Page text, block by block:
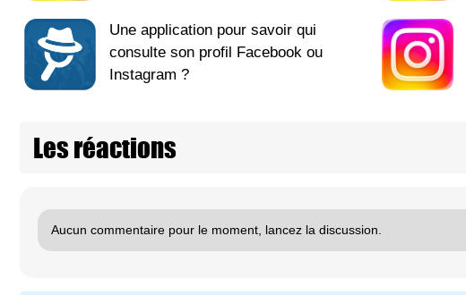
Une application pour savoir qui
consulte son profil Facebook ou
Instagram ?
Les réactions
Aucun commentaire pour le moment, lancez la discussion.